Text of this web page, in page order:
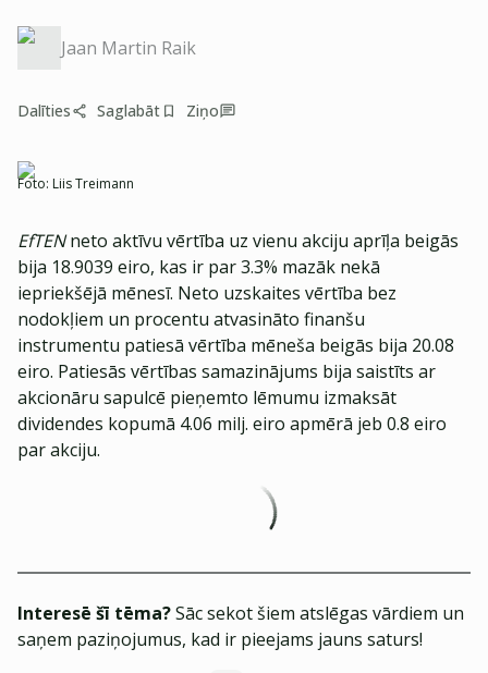
Jaan Martin Raik
Dalīties Saglabāt Ziņo
Foto: Liis Treimann
EfTENneto aktīvu vērtība uz vienu akciju aprīļa beigās
bija 18.9039 eiro, kas ir par 3.3% mazāk nekā
iepriekšējā mēnesī. Neto uzskaites vērtība bez
nodokļiem un procentu atvasināto finanšu
instrumentu patiesā vērtība mēneša beigās bija 20.08
eiro. Patiesās vērtības samazinājums bija saistīts ar
akcionāru sapulcē pieņemto lēmumu izmaksāt
dividendes kopumā 4.06 milj. eiro apmērā jeb 0.8 eiro
par akciju.
Interesē šī tēma?Sāc sekot šiem atslēgas vārdiem un
saņem paziņojumus, kad ir pieejams jauns saturs!